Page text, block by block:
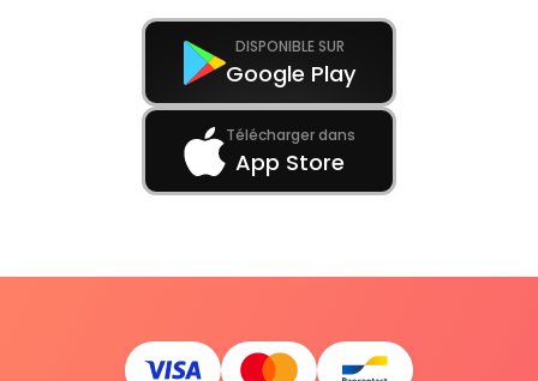
DISPONIBLE SUR
Google Play
Télécharger dans
App Store